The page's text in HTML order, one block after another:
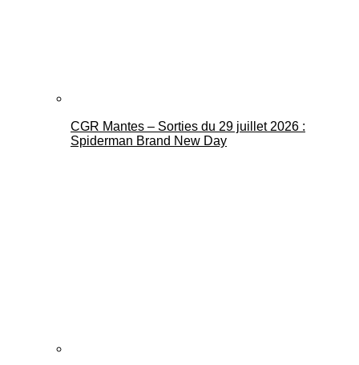
CGR Mantes – Sorties du 29 juillet 2026 :
Spiderman Brand New Day